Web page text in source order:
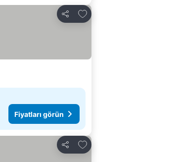
Paylaş
Favorilerime ekle
Fiyatları görün
Paylaş
Favorilerime ekle